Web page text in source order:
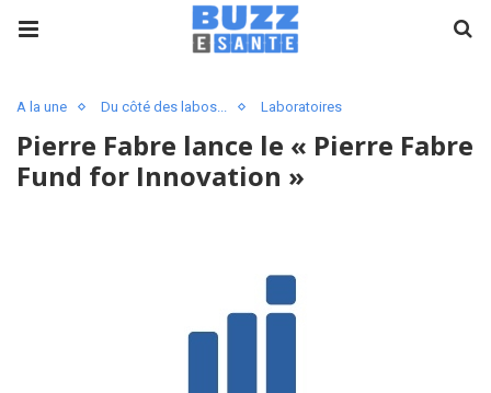
A la une Du côté des labos... Laboratoires
Pierre Fabre lance le « Pierre Fabre
Fund for Innovation »